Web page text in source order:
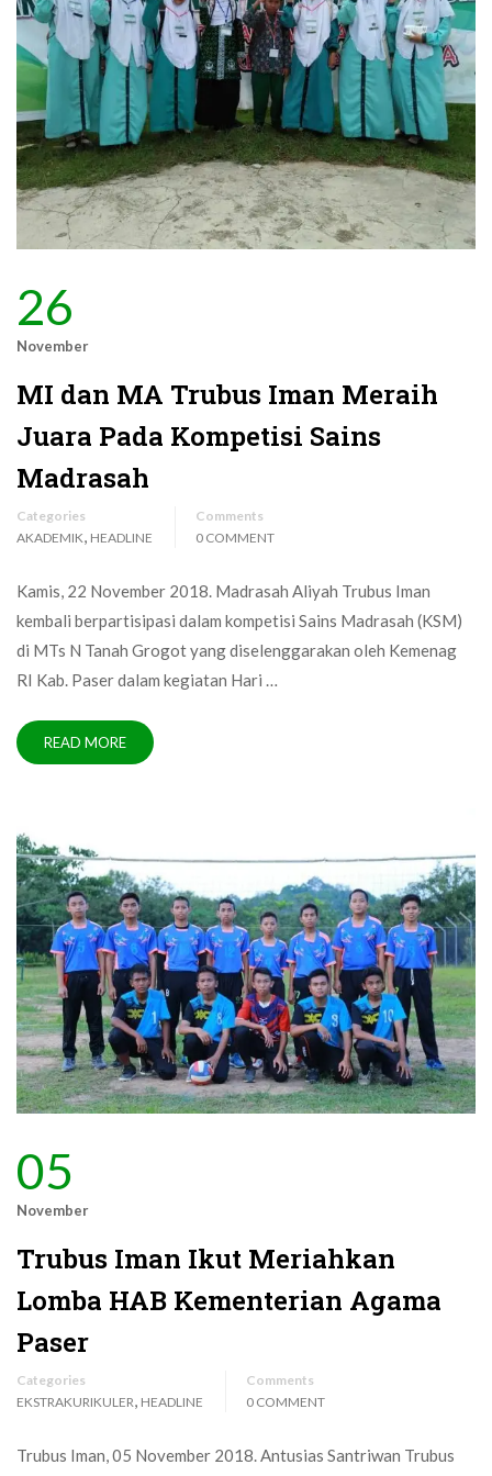
26
November
MI dan MA Trubus Iman Meraih
Juara Pada Kompetisi Sains
Madrasah
Categories
AKADEMIK HEADLINE
Comments
0 COMMENT
Kamis, 22 November 2018. Madrasah Aliyah Trubus Iman
kembali berpartisipasi dalam kompetisi Sains Madrasah (KSM)
di MTs N Tanah Grogot yang diselenggarakan oleh Kemenag
RI Kab. Paser dalam kegiatan Hari …
READ MORE
05
November
Trubus Iman Ikut Meriahkan
Lomba HAB Kementerian Agama
Paser
Categories
EKSTRAKURIKULER, HEADLINE
Comments
0 COMMENT
Trubus Iman, 05 November 2018. Antusias Santriwan Trubus